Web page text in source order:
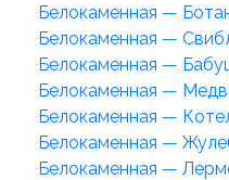
Белокаменная —
Белокаменная —
Белокаменная —
Белокаменная —
Белокаменная —
Белокаменная —
Белокаменная —